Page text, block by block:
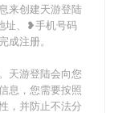
来创建天游登陆
址、❥手机号码
注册。
天游登陆会向您
息，您需要按照
，并防止不法分